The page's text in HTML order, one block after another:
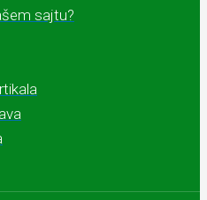
sajtu?